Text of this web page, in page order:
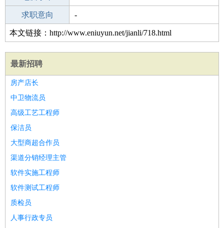
外语水平
求职意向 -
本文链接：http://www.eniuyun.net/jianli/718.html
最新招聘
房产店长
中卫物流员
高级工艺工程师
保洁员
大型商超合作员
渠道分销经理主管
软件实施工程师
软件测试工程师
质检员
人事行政专员